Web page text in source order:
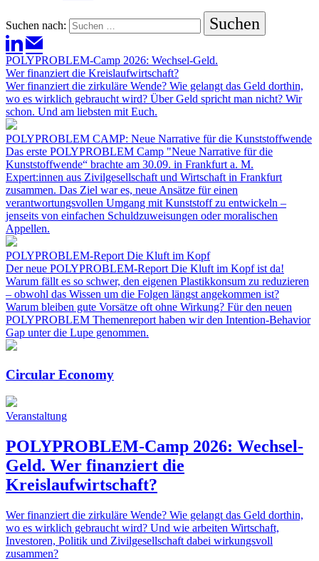
Suchen nach:
POLYPROBLEM-Camp 2026: Wechsel-Geld.
Wer finanziert die Kreislaufwirtschaft?
Wer finanziert die zirkuläre Wende? Wie gelangt das Geld dorthin,
wo es wirklich gebraucht wird? Über Geld spricht man nicht? Wir
schon. Und am liebsten mit Euch.
POLYPROBLEM CAMP: Neue Narrative für die Kunststoffwende
Das erste POLYPROBLEM Camp "Neue Narrative für die
Kunststoffwende“ brachte am 30.09. in Frankfurt a. M.
Expert:innen aus Zivilgesellschaft und Wirtschaft in Frankfurt
zusammen. Das Ziel war es, neue Ansätze für einen
verantwortungsvollen Umgang mit Kunststoff zu entwickeln –
jenseits von einfachen Schuldzuweisungen oder moralischen
Appellen.
POLYPROBLEM-Report Die Kluft im Kopf
Der neue POLYPROBLEM-Report Die Kluft im Kopf ist da!
Warum fällt es so schwer, den eigenen Plastikkonsum zu reduzieren
– obwohl das Wissen um die Folgen längst angekommen ist?
Warum bleiben gute Vorsätze oft ohne Wirkung? Für den neuen
POLYPROBLEM Themenreport haben wir den Intention-Behavior
Gap unter die Lupe genommen.
Circular Economy
Veranstaltung
POLYPROBLEM-Camp 2026: Wechsel-
Geld. Wer finanziert die
Kreislaufwirtschaft?
Wer finanziert die zirkuläre Wende? Wie gelangt das Geld dorthin,
wo es wirklich gebraucht wird? Und wie arbeiten Wirtschaft,
Investoren, Politik und Zivilgesellschaft dabei wirkungsvoll
zusammen?